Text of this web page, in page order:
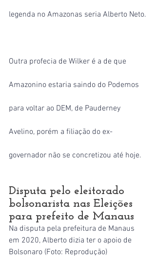
legenda no Amazonas seria Alberto Neto.
Outra profecia de Wilker é a de que
Amazonino estaria saindo do Podemos
para voltar ao DEM, de Pauderney
Avelino, porém a filiação do ex-
governador não se concretizou até hoje.
Disputa pelo eleitorado
bolsonarista nas Eleições
para prefeito de Manaus
Na disputa pela prefeitura de Manaus
em 2020, Alberto dizia ter o apoio de
Bolsonaro (Foto: Reprodução)